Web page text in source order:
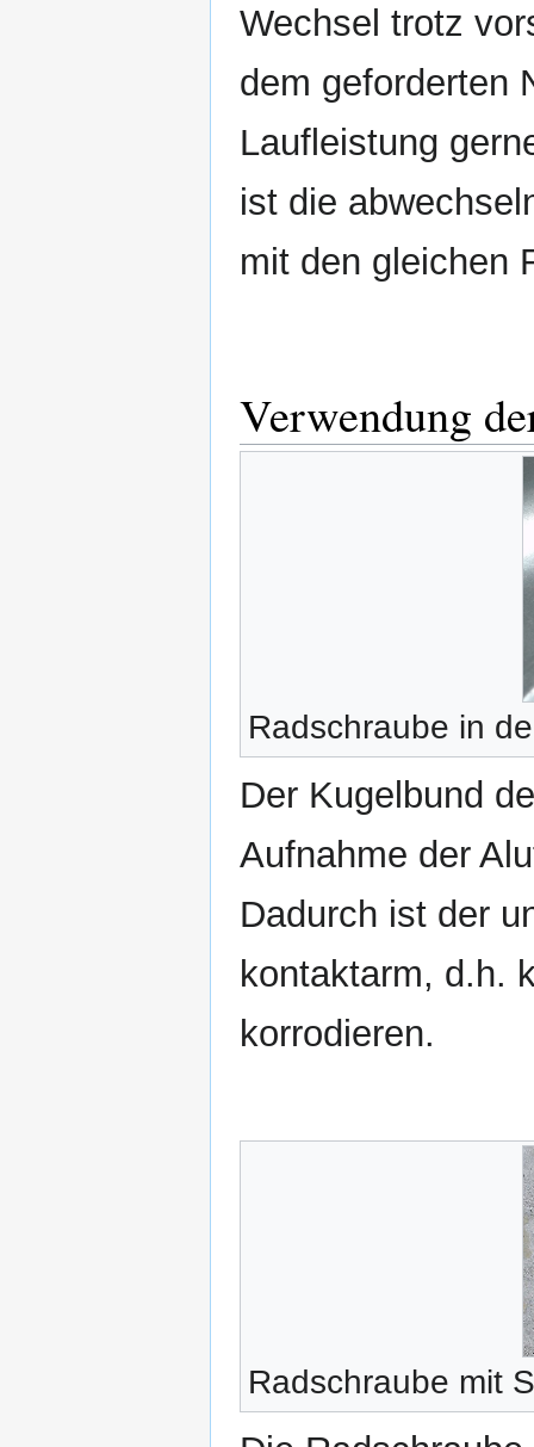
Wechsel trotz
dem geforderten
Laufleistung
ist die
mit den gleichen
Verwendung
Radschraube in
Der Kugelbund
Aufnahme der
Dadurch ist der
kontaktarm, d.h.
korrodieren.
Radschraube mit